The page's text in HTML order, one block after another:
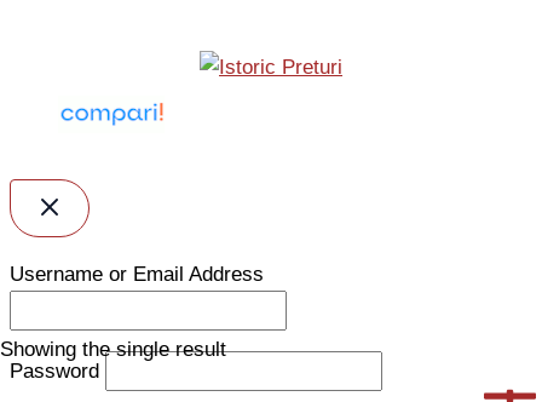
Showing the single result
Username or Email Address
Password